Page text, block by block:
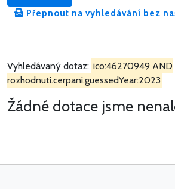
Přepnout na vyhledávání bez
Vyhledávaný dotaz: ico:46270949 AND
rozhodnuti.cerpani.guessedYear:2023
Žádné dotace jsme